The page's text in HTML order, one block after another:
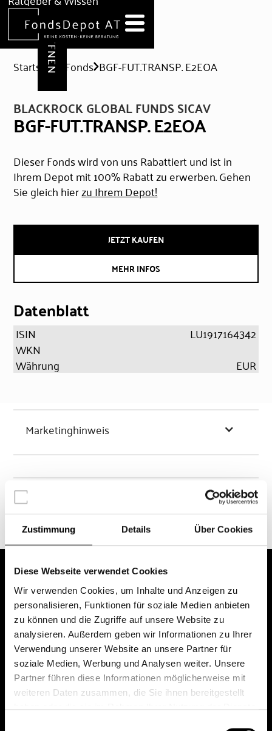
Zustimmung Details Über Cookies
Diese Webseite verwendet Cookies
Wir verwenden Cookies, um Inhalte und Anzeigen zu
personalisieren, Funktionen für soziale Medien anbieten
zu können und die Zugriffe auf unsere Website zu
analysieren. Außerdem geben wir Informationen zu Ihrer
Verwendung unserer Website an unsere Partner für
soziale Medien, Werbung und Analysen weiter. Unsere
Partner führen diese Informationen möglicherweise mit
weiteren Daten zusammen, die Sie ihnen bereitgestellt
Hilfe & Formulare
DEPOT ERÖFFNEN
Startseite Fonds BGF-FUT.TRANSP. E2EOA
BLACKROCK GLOBAL FUNDS SICAV
BGF-FUT.TRANSP. E2EOA
Dieser Fonds wird von uns Rabattiert und ist in
Ihrem Depot mit 100% Rabatt zu erwerben. Gehen
Sie gleich hierzu Ihrem Depot!
JETZT KAUFEN
MEHR INFOS
Datenblatt
ISIN
LU1917164342
WKN
Währung
EUR
Marketinghinweis
Chancen & Risiken
Das erste Depot in Österreich mit 0€ Kontoführung,
0€ Ausgabeaufschlag und 0€ Depotgebühren bei
knapp 2000 Fonds und 0€ Orderspesen.